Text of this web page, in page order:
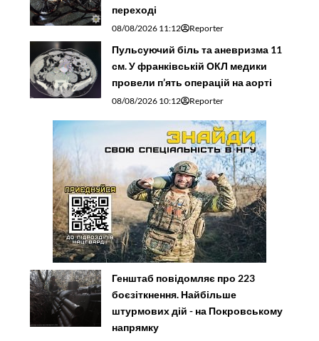
переході
08/08/2026 11:12 Reporter
Пульсуючий біль та аневризма 11
см. У франківській ОКЛ медики
провели п’ять операцій на аорті
08/08/2026 10:12 Reporter
Генштаб повідомляє про 223
боєзіткнення. Найбільше
штурмових дій - на Покровському
напрямку